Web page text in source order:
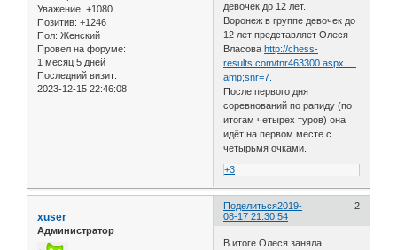
Уважение: +1080
Позитив: +1246
Пол: Женский
Провел на форуме:
1 месяц 5 дней
Последний визит:
2023-12-15 22:46:08
девочек до 12 лет.
Воронеж в группе девочек до
12 лет представляет Олеся
Власова http://chess-
results.com/tnr463300.aspx …
amp;snr=7.
После первого дня
соревнований по рапиду (по
итогам четырех туров) она
идёт на первом месте с
четырьмя очками.
+3
Поделиться 2
2019-
08-17 21:30:54
xuser
Администратор
В итоге Олеся заняла